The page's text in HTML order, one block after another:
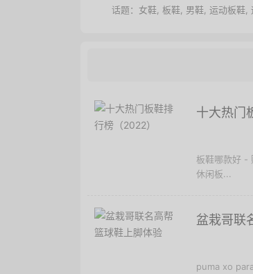
话题： 女鞋 板鞋 男鞋 运动板鞋
十大热门
板鞋哪款好 -
休闲板...
盆栽哥联
puma xo